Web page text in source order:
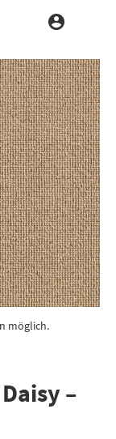
möglich.
–